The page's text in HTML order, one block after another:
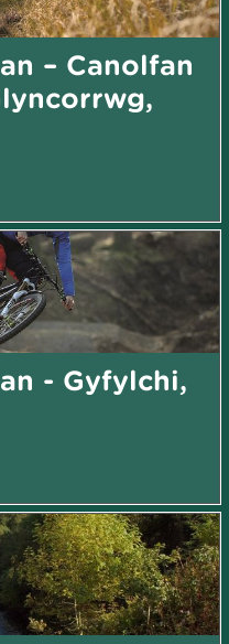
– Canolfan
- Gyfylchi,